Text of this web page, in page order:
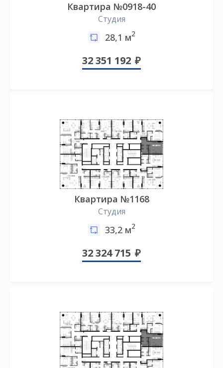
Квартира №0918-40
Студия
28,1 м2
32 351 192
Квартира №1168
Студия
33,2 м2
32 324 715